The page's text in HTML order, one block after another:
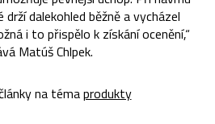
drží dalekohled běžně a vycházel
i to přispělo k získání ocenění,“
Matúš Chlpek.
na témaprodukty